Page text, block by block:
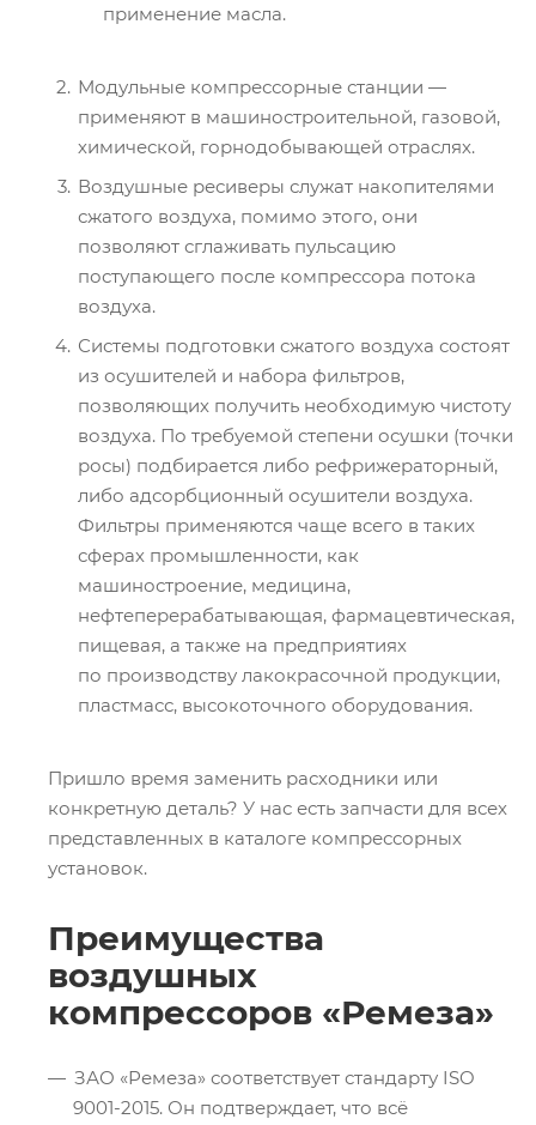
применение масла.
Модульные компрессорные станции —
применяют в машиностроительной, газовой,
химической, горнодобывающей отраслях.
Воздушные ресиверы служат накопителями
сжатого воздуха, помимо этого, они
позволяют сглаживать пульсацию
поступающего после компрессора потока
воздуха.
Системы подготовки сжатого воздуха состоят
из осушителей и набора фильтров,
позволяющих получить необходимую чистоту
воздуха. По требуемой степени осушки (точки
росы) подбирается либо рефрижераторный,
либо адсорбционный осушители воздуха.
Фильтры применяются чаще всего в таких
сферах промышленности, как
машиностроение, медицина,
нефтеперерабатывающая, фармацевтическая,
пищевая, а также на предприятиях
по производству лакокрасочной продукции,
пластмасс, высокоточного оборудования.
Пришло время заменить расходники или
конкретную деталь? У нас есть запчасти для всех
представленных в каталоге компрессорных
установок.
Преимущества
воздушных
компрессоров «Ремеза»
ЗАО «Ремеза» соответствует стандарту ISO
9001-2015. Он подтверждает, что всё